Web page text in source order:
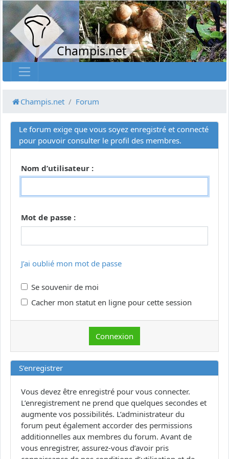
Champis.net
Champis.net Forum
Le forum exige que vous soyez enregistré et connecté
pour pouvoir consulter le profil des membres.
Nom d’utilisateur :
Mot de passe :
J’ai oublié mon mot de passe
Se souvenir de moi
Cacher mon statut en ligne pour cette session
S’enregistrer
Vous devez être enregistré pour vous connecter.
L’enregistrement ne prend que quelques secondes et
augmente vos possibilités. L’administrateur du
forum peut également accorder des permissions
additionnelles aux membres du forum. Avant de
vous enregistrer, assurez-vous d’avoir pris